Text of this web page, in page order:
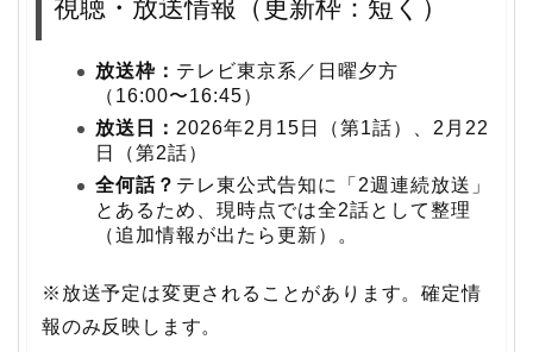
視聴・放送情報（更新枠：短く）
放送枠： テレビ東京系／日曜夕方
（16:00〜16:45）
放送日： 2026年2月15日（第1話）、2月22
日（第2話）
全何話？ テレ東公式告知に「2週連続放送」
とあるため、現時点では全2話として整理
（追加情報が出たら更新）。
※放送予定は変更されることがあります。確定情
報のみ反映します。